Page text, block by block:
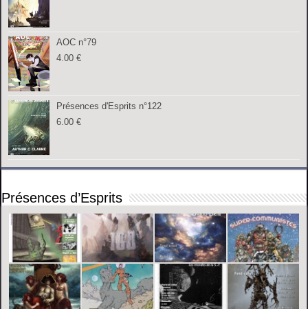
AOC n°79
4.00€
Présences d'Esprits n°122
6.00€
Présences d’Esprits